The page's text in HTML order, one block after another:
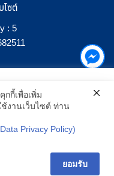
ไซต์
: 5
ON MAP
Learning Center | Privacy
รณ์ที่ดีในการใช้งาน
อกแสดงสิ่งที่น่าสนใจสำหรับ
การตั้งค่าของคุกกี้
ด้ โดยคลิก "การตั้งค่า"
กี้เพื่อเพิ่ม
งานเว็บไซต์ ท่าน
Privacy Policy)
ยอมรับ